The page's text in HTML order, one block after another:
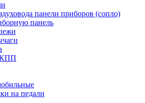
панели приборов (сопло)
панель
КПП
на педали